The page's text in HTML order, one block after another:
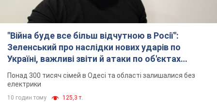
"Війна буде все більш відчутною в Росії":
Зеленський про наслідки нових ударів по
Україні, важливі звіти й атаки по об'єктах
ворога. Відео
Понад 300 тисяч сімей в Одесі та області залишалися без
електрики
10 годин тому 125,3 т.